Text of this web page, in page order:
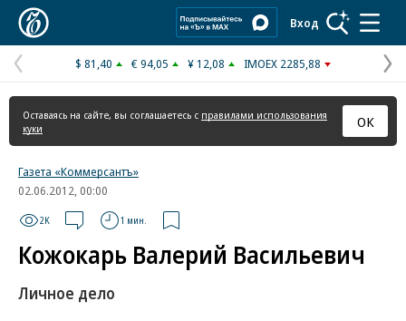
Вход
Предыдущая
страница
$ 81,40 € 94,05 ¥ 12,08 IMOEX 2285,88
Оставаясь на сайте, вы соглашаетесь с правилами использования
куки
ОК
Газета «Коммерсантъ»
02.06.2012, 00:00
2K 1 мин.
Кожокарь Валерий Васильевич
Личное дело